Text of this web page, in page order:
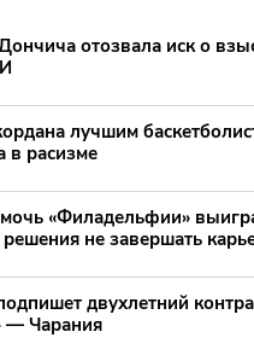
отозвала иск о
лучшим
в расизме
«Филадельфии»
не завершать
двухлетний
— Чарания